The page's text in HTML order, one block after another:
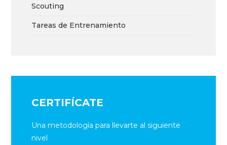
Scouting
Tareas de Entrenamiento
CERTIFÍCATE
Una metodología para llevarte al siguiente
nivel